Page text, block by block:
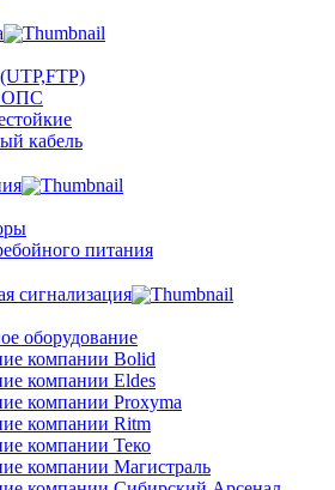
ОПС
кабель
питания
сигнализация
оборудование
компании Bolid
компании Eldes
компании Proxyma
компании Ritm
компании Теко
компании Магистраль